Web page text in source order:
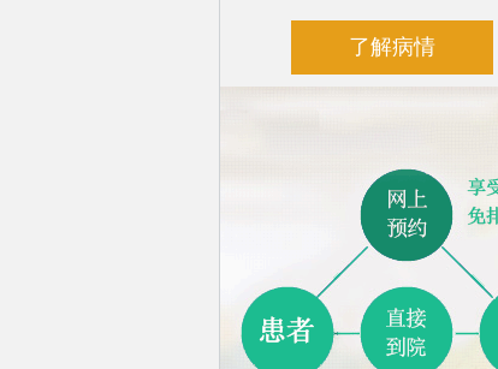
了解病情